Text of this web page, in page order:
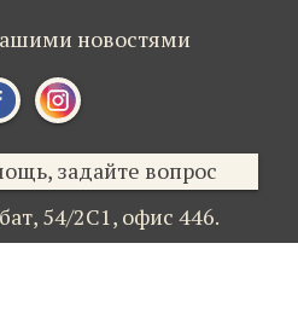
новостями
задайте вопрос
54/2С1, офис 446.